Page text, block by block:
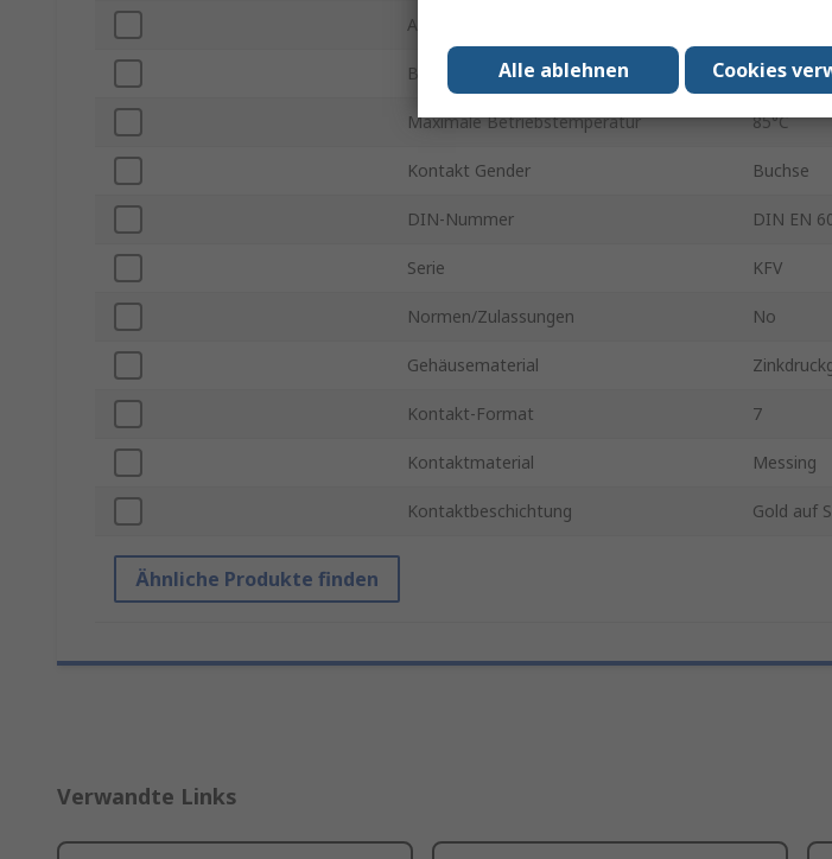
Anschlusstyp
Betriebstemperatur min. -40°C
Maximale Betriebstemperatur 85°C
Kontakt Gender Buchse
DIN-Nummer DIN EN
Serie KFV
Normen/Zulassungen No
Gehäusematerial
Kontakt-Format 7
Kontaktmaterial Messing
Kontaktbeschichtung Gold auf
Ähnliche Produkte finden
Verwandte Links
Cookies
Alle ablehnen